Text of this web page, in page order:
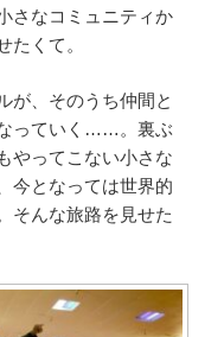
さなコミュニティか
たくて。
が、そのうち仲間と
っていく……。裏ぶ
やってこない小さな
今となっては世界的
そんな旅路を見せた